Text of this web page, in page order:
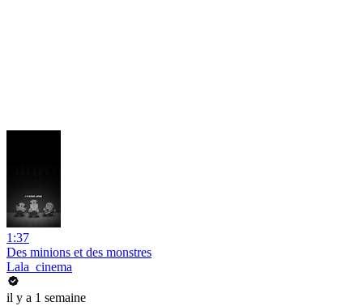
1:37
Des minions et des monstres
Lala_cinema
il y a 1 semaine